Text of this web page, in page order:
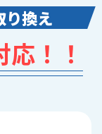
り換え
！！